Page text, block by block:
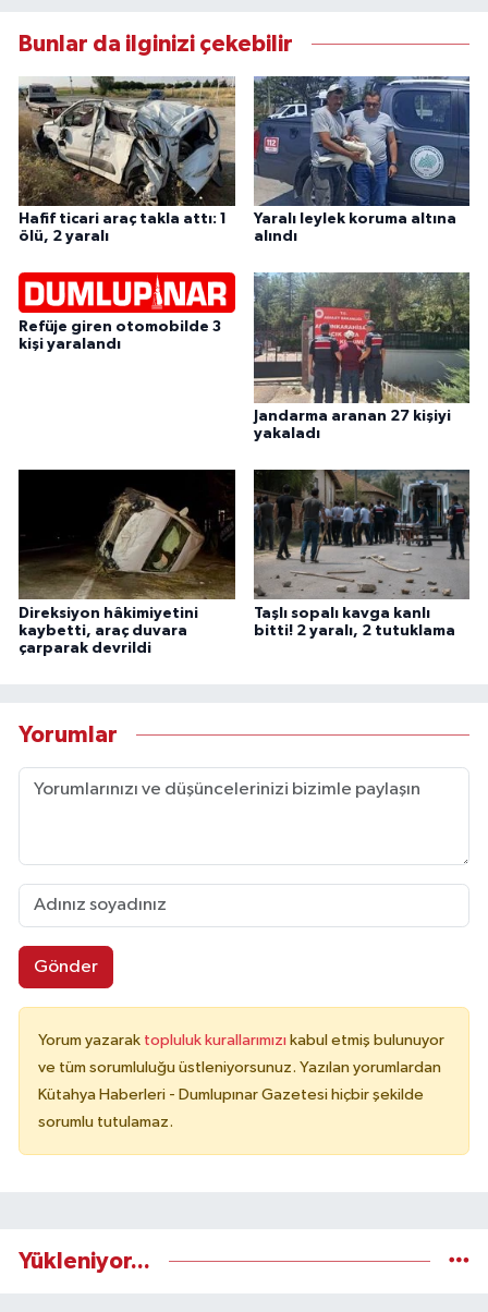
Bunlar da ilginizi çekebilir
Hafif ticari araç takla attı: 1
ölü, 2 yaralı
Yaralı leylek koruma altına
alındı
Refüje giren otomobilde 3
kişi yaralandı
Jandarma aranan 27 kişiyi
yakaladı
Direksiyon hâkimiyetini
kaybetti, araç duvara
çarparak devrildi
Taşlı sopalı kavga kanlı
bitti! 2 yaralı, 2 tutuklama
Yorumlar
Gönder
Yorum yazarak topluluk kurallarımızı kabul etmiş bulunuyor
ve tüm sorumluluğu üstleniyorsunuz. Yazılan yorumlardan
Kütahya Haberleri - Dumlupınar Gazetesi hiçbir şekilde
sorumlu tutulamaz.
Yükleniyor...